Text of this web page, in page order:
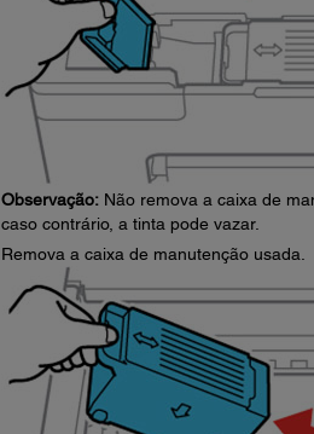
Observação:Não remova a caixa de
caso contrário, a tinta pode vazar.
Remova a caixa de manutenção usada.